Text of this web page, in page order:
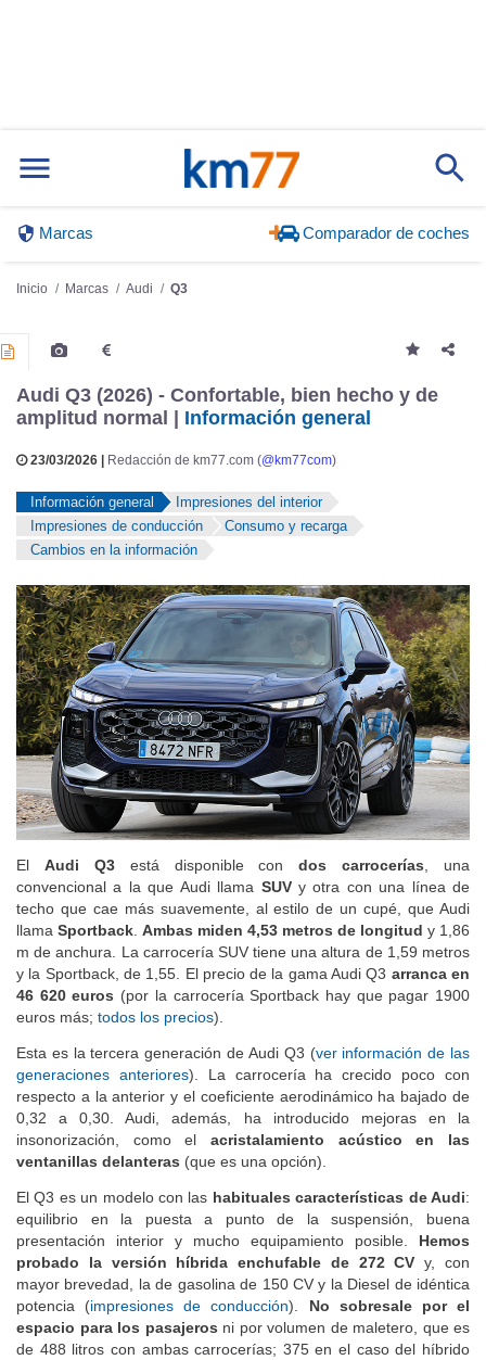
Marcas Comparador de coches
Inicio Marcas Audi Q3
Audi Q3 (2026) - Confortable, bien hecho y de
amplitud normal | Información general
23/03/2026 | Redacción de km77.com (@km77com)
Información general
Impresiones del interior
Impresiones de conducción
Consumo y recarga
Cambios en la información
El Audi Q3está disponible condos carrocerías , una
convencional a la que Audi llama SUVy otra con una línea de
techo que cae más suavemente, al estilo de un cupé, que Audi
llama Sportback Ambas miden 4,53 metros de longitud y 1,86
m de anchura. La carrocería SUV tiene una altura de 1,59 metros
y la Sportback, de 1,55. El precio de la gama Audi Q3 arranca en
46 620 euros (por la carrocería Sportback hay que pagar 1900
euros más; todos los precios).
El Q3 es un modelo con las habituales características de Audi:
equilibrio en la puesta a punto de la suspensión, buena
presentación interior y mucho equipamiento posible. Hemos
probado la versión híbrida enchufable de 272 CV y, con
mayor brevedad, la de gasolina de 150 CV y la Diesel de idéntica
potencia (impresiones de conducción). No sobresale por el
espacio para los pasajeros ni por volumen de maletero, que es
de 488 litros con ambas carrocerías; 375 en el caso del híbrido
Esta es la tercera generación de Audi Q3 (ver información de las
generaciones anteriores). La carrocería ha crecido poco con
respecto a la anterior y el coeficiente aerodinámico ha bajado de
0,32 a 0,30. Audi, además, ha introducido mejoras en la
insonorización, como el acristalamiento acústico en las
ventanillas delanteras (que es una opción).